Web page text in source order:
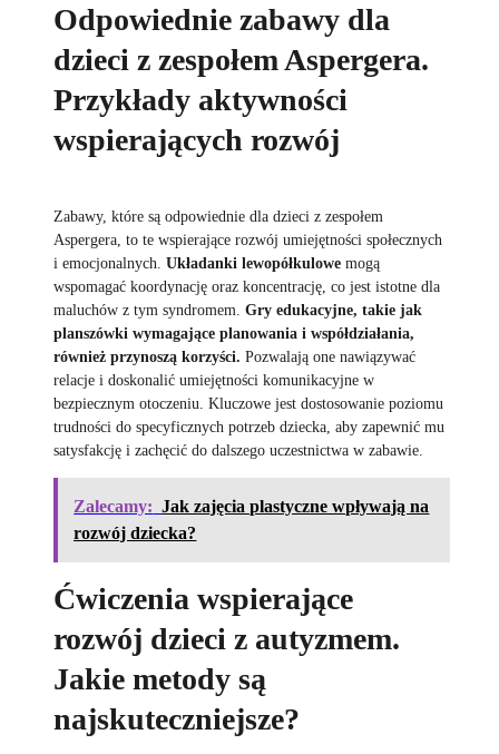
Odpowiednie zabawy dla
dzieci z zespołem Aspergera.
Przykłady aktywności
wspierających rozwój
Zabawy, które są odpowiednie dla dzieci z zespołem
Aspergera, to te wspierające rozwój umiejętności społecznych
i emocjonalnych. Układanki lewopółkulowe mogą
wspomagać koordynację oraz koncentrację, co jest istotne dla
maluchów z tym syndromem. Gry edukacyjne, takie jak
planszówki wymagające planowania i współdziałania,
również przynoszą korzyści. Pozwalają one nawiązywać
relacje i doskonalić umiejętności komunikacyjne w
bezpiecznym otoczeniu. Kluczowe jest dostosowanie poziomu
trudności do specyficznych potrzeb dziecka, aby zapewnić mu
satysfakcję i zachęcić do dalszego uczestnictwa w zabawie.
Zalecamy: Jak zajęcia plastyczne wpływają na
rozwój dziecka?
Ćwiczenia wspierające
rozwój dzieci z autyzmem.
Jakie metody są
najskuteczniejsze?